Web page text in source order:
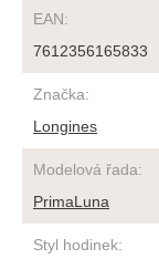
EAN:
7612356165833
Značka:
Longines
Modelová řada:
PrimaLuna
Styl hodinek: